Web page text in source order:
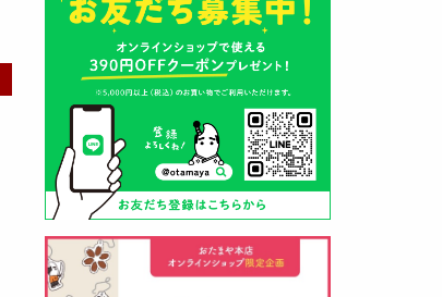
（2026年05月10日）
山形酒蔵の今期新粕を低温でじっ
くりと熟成させて、とろり漬け込
まみをしっかりと引き出して出来
ました。野菜、お魚、お肉等の漬